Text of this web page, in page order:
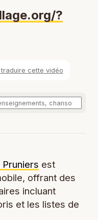
?
cette vidéo
est
offrant des
incluant
et les listes de